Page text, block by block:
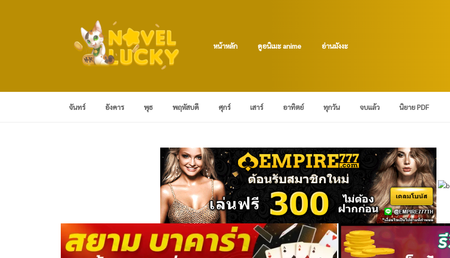
หน้าหลัก ดูอนิเมะ anime อ่านมังงะ
จันทร์ อังคาร พุธ พฤหัสบดี ศุกร์ เสาร์ อาทิตย์ ทุกวัน จบแล้ว นิยาย PDF